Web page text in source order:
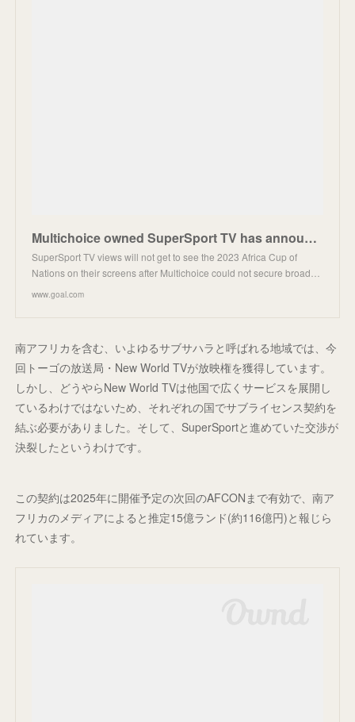
Multichoice owned SuperSport TV has announced it will not broadcast the 2023 Africa Cup of Nations a
SuperSport TV views will not get to see the 2023 Africa Cup of
Nations on their screens after Multichoice could not secure broad…
www.goal.com
南アフリカを含む、いよゆるサブサハラと呼ばれる地域では、今
回トーゴの放送局・New World TVが放映権を獲得しています。
しかし、どうやらNew World TVは他国で広くサービスを展開し
ているわけではないため、それぞれの国でサブライセンス契約を
結ぶ必要がありました。そして、SuperSportと進めていた交渉が
決裂したというわけです。
この契約は2025年に開催予定の次回のAFCONまで有効で、南ア
フリカのメディアによると推定15億ランド(約116億円)と報じら
れています。